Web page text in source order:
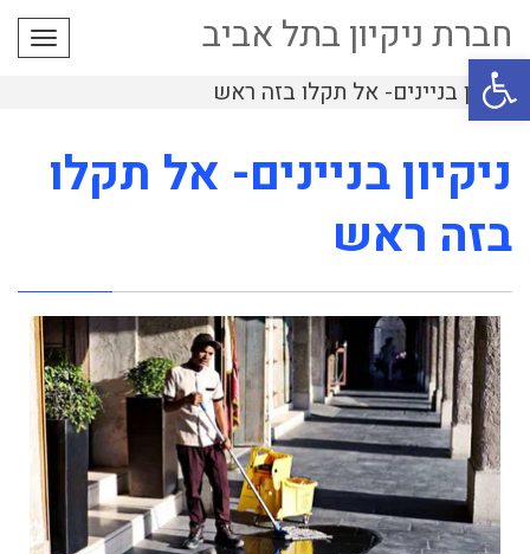
פתח סרגל נגישות
חברת ניקיון בתל אביב
ניקיון בניינים- אל תקלו בזה ראש
ניקיון בניינים- אל תקלו
בזה ראש